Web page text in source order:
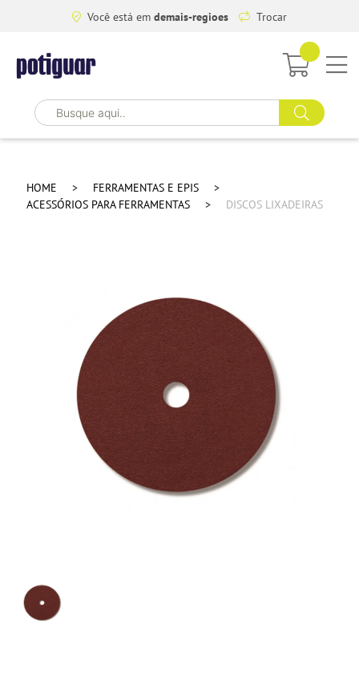
Você está em demais-regioes Trocar
HOME
FERRAMENTAS E EPIS
ACESSÓRIOS PARA FERRAMENTAS
DISCOS LIXADEIRAS